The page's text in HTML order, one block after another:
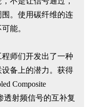
。使用碳纤维的连
能。
程师们开发出了一种
备上的潜力。获得
Composite
透射频信号的互补复